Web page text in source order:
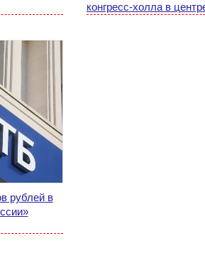
конгресс-холла в
рублей в